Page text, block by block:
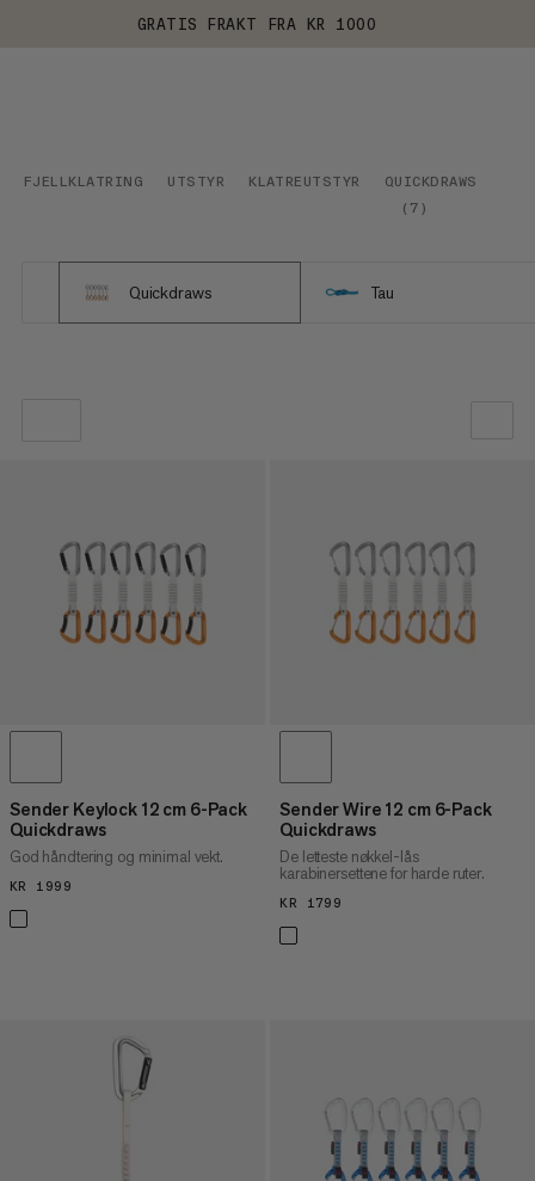
GRATIS FRAKT FRA KR 1000
FJELLKLATRING UTSTYR KLATREUTSTYR
QUICKDRAWS
( 7 )
Quickdraws Tau
PRIS HØY TIL LAV
HVA ER NYTT
Sender Keylock 12 cm 6-Pack
Quickdraws
God håndtering og minimal vekt.
KR 1999
Sender Wire 12 cm 6-Pack
Quickdraws
De letteste nøkkel-lås
karabinersettene for harde ruter.
KR 1799